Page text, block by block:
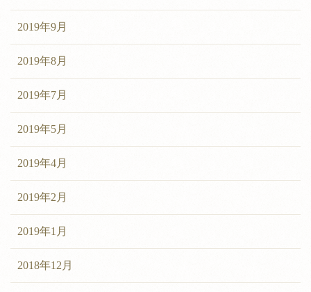
2019年9月
2019年8月
2019年7月
2019年5月
2019年4月
2019年2月
2019年1月
2018年12月